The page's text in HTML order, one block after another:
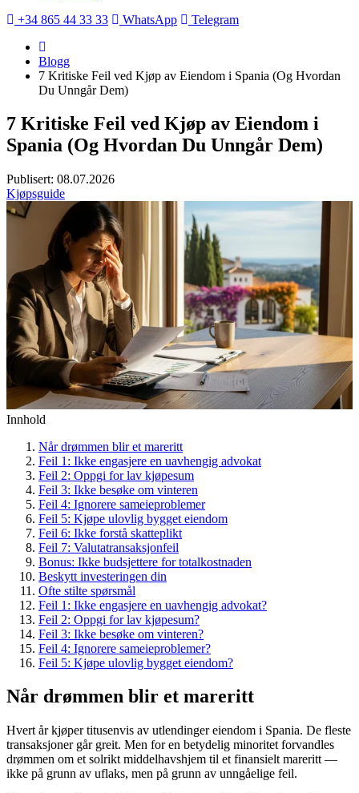
+34 865 44 33 33
WhatsApp Telegram
Blogg
7 Kritiske Feil ved Kjøp av Eiendom i Spania (Og Hvordan
Du Unngår Dem)
7 Kritiske Feil ved Kjøp av Eiendom i
Spania (Og Hvordan Du Unngår Dem)
Publisert: 08.07.2026
Kjøpsguide
Innhold
Når drømmen blir et mareritt
Feil 1: Ikke engasjere en uavhengig advokat
Feil 2: Oppgi for lav kjøpesum
Feil 3: Ikke besøke om vinteren
Feil 4: Ignorere sameieproblemer
Feil 5: Kjøpe ulovlig bygget eiendom
Feil 6: Ikke forstå skatteplikt
Feil 7: Valutatransaksjonfeil
Bonus: Ikke budsjettere for totalkostnaden
Beskytt investeringen din
Ofte stilte spørsmål
Feil 1: Ikke engasjere en uavhengig advokat?
Feil 2: Oppgi for lav kjøpesum?
Feil 3: Ikke besøke om vinteren?
Feil 4: Ignorere sameieproblemer?
Feil 5: Kjøpe ulovlig bygget eiendom?
Når drømmen blir et mareritt
Hvert år kjøper titusenvis av utlendinger eiendom i Spania. De fleste
transaksjoner går greit. Men for en betydelig minoritet forvandles
drømmen om et solrikt middelhavshjem til et finansielt mareritt —
ikke på grunn av uflaks, men på grunn av unngåelige feil.